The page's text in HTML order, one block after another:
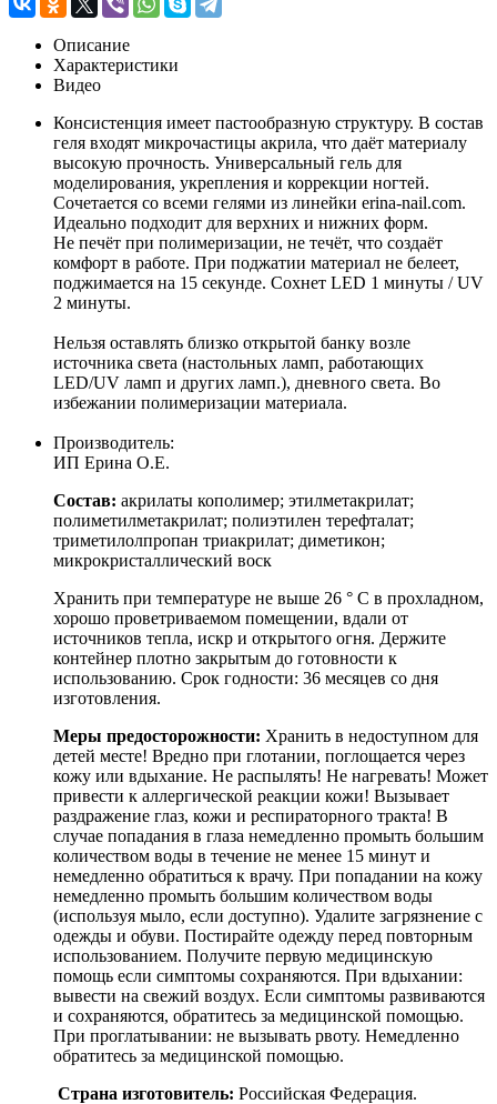
Описание
Характеристики
Видео
Консистенция имеет пастообразную структуру. В состав
геля входят микрочастицы акрила, что даёт материалу
высокую прочность. Универсальный гель для
моделирования, укрепления и коррекции ногтей.
Сочетается со всеми гелями из линейки erina-nail.com.
Идеально подходит для верхних и нижних форм.
Не печёт при полимеризации, не течёт, что создаёт
комфорт в работе. При поджатии материал не белеет,
поджимается на 15 секунде. Сохнет LED 1 минуты / UV
2 минуты.
Нельзя оставлять близко открытой банку возле
источника света (настольных ламп, работающих
LED/UV ламп и других ламп.), дневного света. Во
избежании полимеризации материала.
Производитель:
ИП Ерина О.Е.
Состав: акрилаты кополимер; этилметакрилат;
полиметилметакрилат; полиэтилен терефталат;
триметилолпропан триакрилат; диметикон;
микрокристаллический воск
Хранить при температуре не выше 26 ° C в прохладном,
хорошо проветриваемом помещении, вдали от
источников тепла, искр и открытого огня. Держите
контейнер плотно закрытым до готовности к
использованию. Срок годности: 36 месяцев со дня
изготовления.
Меры предосторожности: Хранить в недоступном для
детей месте! Вредно при глотании, поглощается через
кожу или вдыхание. Не распылять! Не нагревать! Может
привести к аллергической реакции кожи! Вызывает
раздражение глаз, кожи и респираторного тракта! В
случае попадания в глаза немедленно промыть большим
количеством воды в течение не менее 15 минут и
немедленно обратиться к врачу. При попадании на кожу
немедленно промыть большим количеством воды
(используя мыло, если доступно). Удалите загрязнение с
одежды и обуви. Постирайте одежду перед повторным
использованием. Получите первую медицинскую
помощь если симптомы сохраняются. При вдыхании:
вывести на свежий воздух. Если симптомы развиваются
и сохраняются, обратитесь за медицинской помощью.
При проглатывании: не вызывать рвоту. Немедленно
обратитесь за медицинской помощью.
Страна изготовитель: Российская Федерация.